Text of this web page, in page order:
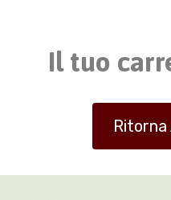
Il tuo
Ritorna